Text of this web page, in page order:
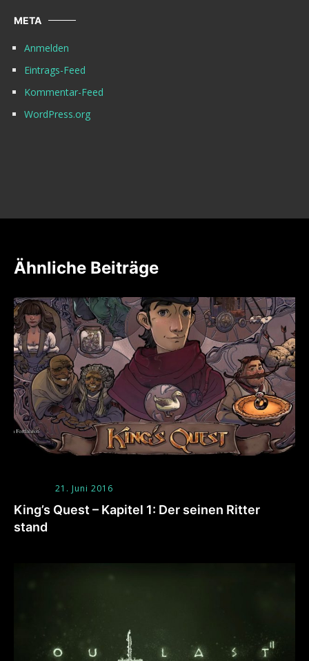
META
Anmelden
Eintrags-Feed
Kommentar-Feed
WordPress.org
Ähnliche Beiträge
21. Juni 2016
King’s Quest – Kapitel 1: Der seinen Ritter
stand